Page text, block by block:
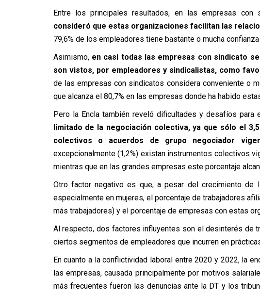
Entre los principales resultados, en las empresas con
consideró que estas organizaciones facilitan las
79,6% de los empleadores tiene bastante o mucha
Asimismo, en casi todas las empresas con sindicato
son vistos, por empleadores y sindicalistas, como
de las empresas con sindicatos considera conveniente o
que alcanza el 80,7% en las empresas donde ha habido
Pero la Encla también reveló dificultades y desafíos para
limitado de la negociación colectiva, ya que sólo el
colectivos o acuerdos de grupo negociador
excepcionalmente (1,2%) existan instrumentos colectivos
mientras que en las grandes empresas este porcentaje
Otro factor negativo es que, a pesar del crecimiento de
especialmente en mujeres, el porcentaje de trabajadores
más trabajadores) y el porcentaje de empresas con estas
Al respecto, dos factores influyentes son el desinterés de
ciertos segmentos de empleadores que incurren en
En cuanto a la conflictividad laboral entre 2020 y 2022, la
las empresas, causada principalmente por motivos
más frecuentes fueron las denuncias ante la DT y los